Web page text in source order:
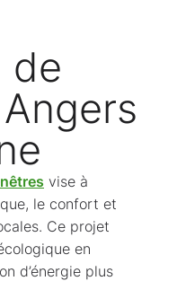
de
vise à
le confort et
Ce projet
en
d’énergie plus